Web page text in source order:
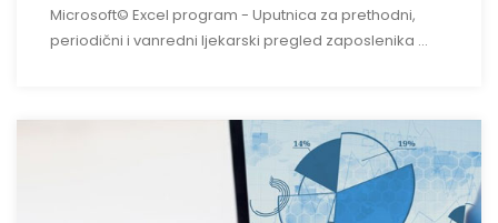
Microsoft© Excel program - Uputnica za prethodni,
periodični i vanredni ljekarski pregled zaposlenika ...